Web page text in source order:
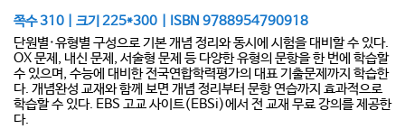
쪽수 310 | 크기 225*300 | ISBN 9788954790918
단원별·유형별 구성으로 기본 개념 정리와 동시에 시험을 대비할 수 있다.
OX 문제, 내신 문제, 서술형 문제 등 다양한 유형의 문항을 한 번에 학습할
수 있으며, 수능에 대비한 전국연합학력평가의 대표 기출문제까지 학습한
다. 개념완성 교재와 함께 보면 개념 정리부터 문항 연습까지 효과적으로
학습할 수 있다. EBS 고교 사이트(EBSi)에서 전 교재 무료 강의를 제공한
다.